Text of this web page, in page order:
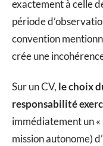
exactement à celle
période
convention
crée une
Sur un CV, le choix
responsabilité
immédiatement un «
mission autonome)